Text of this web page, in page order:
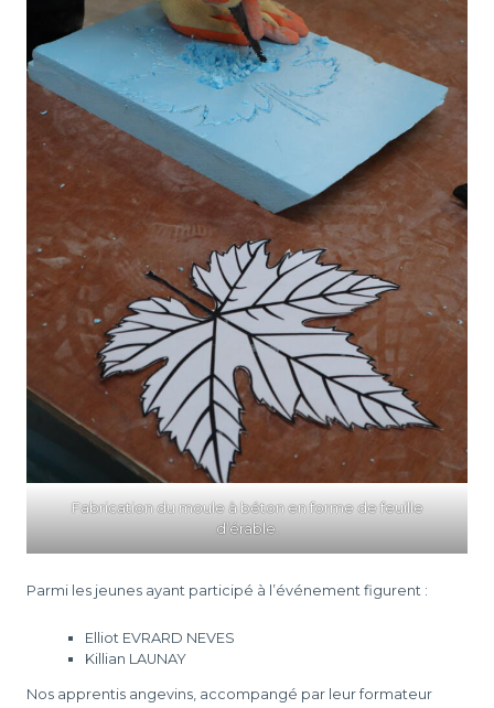
Fabrication du moule à béton en forme de feuille
d’érable.
Parmi les jeunes ayant participé à l’événement figurent :
Elliot EVRARD NEVES
Killian LAUNAY
Nos apprentis angevins, accompangé par leur formateur